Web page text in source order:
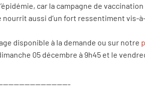
car la campagne de
nourrit aussi d’un fort ressentiment vis-
disponible à la demande ou sur notre
05 décembre à 9h45 et le